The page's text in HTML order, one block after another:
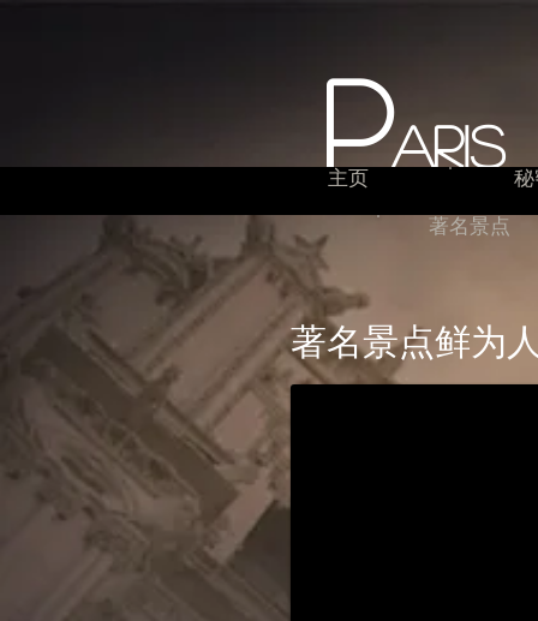
P
主页
著名景点
著名景点鲜为